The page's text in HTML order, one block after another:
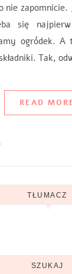
nie
się
ogródek.
Tak,
READ
TŁUMACZ
SZUKAJ